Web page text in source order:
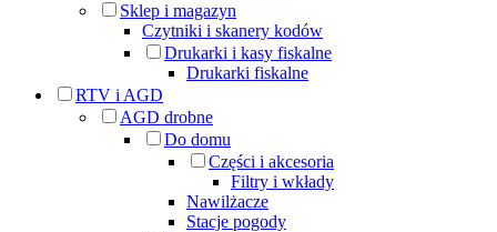
Sklep i magazyn
Czytniki i skanery kodów
Drukarki i kasy fiskalne
Drukarki fiskalne
RTV i AGD
AGD drobne
Do domu
Części i akcesoria
Filtry i wkłady
Nawilżacze
Stacje pogody